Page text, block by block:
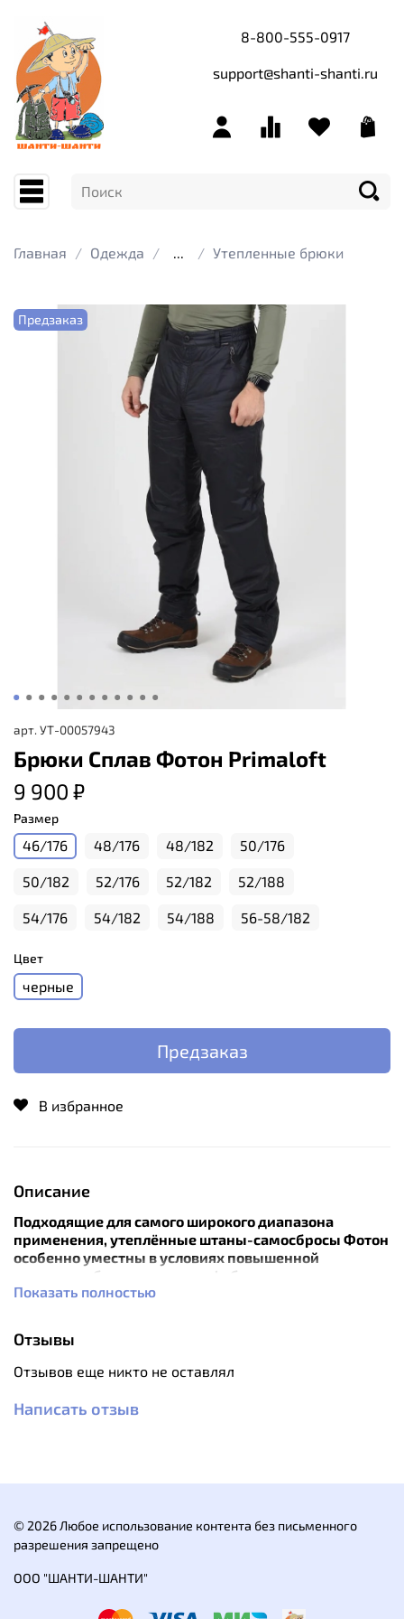
8-800-555-0917
support@shanti-shanti.ru
Главная Одежда Утепленные брюки
Предзаказ
арт. УТ-00057943
Брюки Сплав Фотон Primaloft
9 900 ₽
Размер
46/176 48/176 48/182 50/176
50/182 52/176 52/182 52/188
54/176 54/182 54/188 56-58/182
Цвет
черные
Предзаказ
В избранное
Описание
Подходящие для самого широкого диапазона
применения, утеплённые штаны-самосбросы Фотон
особенно уместны в условиях повышенной
влажности благодаря гидрофобному утеплителю.
При этом штаны весьма компактны в
после компрессии.
Особенности:
внутренними планками до уровня бедра.
Пояс с эластичными вставками по бокам.
Артикулированный крой колена.
Показать полностью
Отзывы
Отзывов еще никто не оставлял
Написать отзыв
© 2026 Любое использование контента без письменного
разрешения запрещено
ООО "ШАНТИ-ШАНТИ"